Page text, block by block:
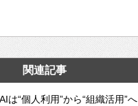
関連記事
は“個人利用”から“組織活用”